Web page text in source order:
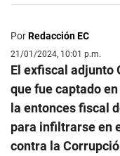
PorRedacción EC
21/01/2024, 10:01 p.m.
El exfiscal adjunto
que fue captado
la entonces fiscal
para infiltrarse en
contra la